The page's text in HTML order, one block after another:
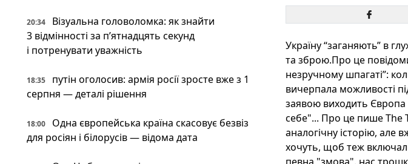
20:34
Візуальна головоломка: як знайти
3 відмінності за п’ятнадцять секунд
і потренувати уважність
18:35
путін оголосив: армія росії зросте вже з 1
серпня — деталі рішення
18:00
Одна європейська країна скасовує безвіз
для росіян і білорусів — відома дата
Україну “заганяють” в
та зброю.Про це
незручному шпагаті”:
вичерпала можливості
заявою виходить Європа
себе"... Про це пише The
аналогічну історію,
хочуть, щоб теж